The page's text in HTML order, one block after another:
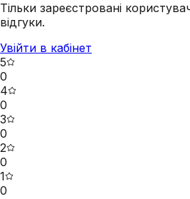
Тільки зареєстровані
відгуки.
Увійти в кабінет
5
0
4
0
3
0
2
0
1
0